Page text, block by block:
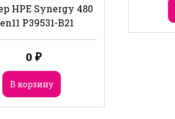
HPE Synergy 480
P39531-B21
0 ₽
В корзину